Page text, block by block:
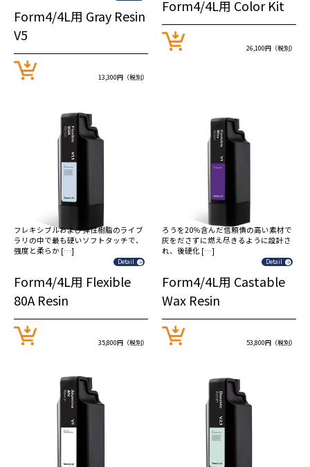
Form4/4L用 Gray Resin
V5
13,300円（税別）
Form4/4L用 Color Kit
26,100円（税別）
フレキシブルおよび弾性樹脂のライブ
ラリの中で最も硬いソフトタッチで、
強度と柔らか […]
Detail
Form4/4L用 Flexible
80A Resin
35,800円（税別）
ろうを20％含んだ信頼債の高い素材で
灰をださずに燃え尽きるように設計さ
れ、後硬化 […]
Detail
Form4/4L用 Castable
Wax Resin
53,800円（税別）